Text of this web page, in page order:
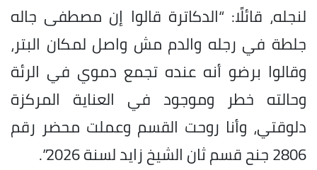
لنجله، قائلًا: “الدكاترة قالوا إن مصطفى جاله
جلطة في رجله والدم مش واصل لمكان البتر،
وقالوا برضو أنه عنده تجمع دموي في الرئة
وحالته خطر وموجود في العناية المركزة
دلوقتي، وأنا روحت القسم وعملت محضر رقم
2806 جنح قسم ثان الشيخ زايد لسنة 2026”.